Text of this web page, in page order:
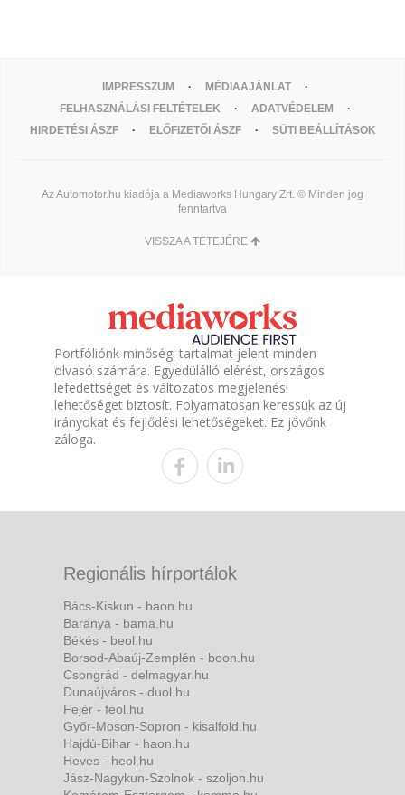
IMPRESSZUM
MÉDIAAJÁNLAT
FELHASZNÁLÁSI FELTÉTELEK
ADATVÉDELEM
HIRDETÉSI ÁSZF
ELŐFIZETŐI ÁSZF SÜTI BEÁLLÍTÁSOK
Az Automotor.hu kiadója a Mediaworks Hungary Zrt. © Minden jog
fenntartva
VISSZA A TETEJÉRE
Portfóliónk minőségi tartalmat jelent minden
olvasó számára. Egyedülálló elérést, országos
lefedettséget és változatos megjelenési
lehetőséget biztosít. Folyamatosan keressük az új
irányokat és fejlődési lehetőségeket. Ez jövőnk
záloga.
Regionális hírportálok
Bács-Kiskun - baon.hu
Baranya - bama.hu
Békés - beol.hu
Borsod-Abaúj-Zemplén - boon.hu
Csongrád - delmagyar.hu
Dunaújváros - duol.hu
Fejér - feol.hu
Győr-Moson-Sopron - kisalfold.hu
Hajdú-Bihar - haon.hu
Heves - heol.hu
Jász-Nagykun-Szolnok - szoljon.hu